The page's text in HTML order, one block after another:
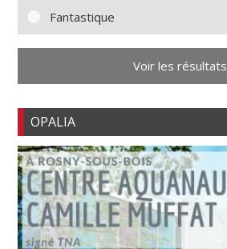
Fantastique
Voir les résultats
OPALIA